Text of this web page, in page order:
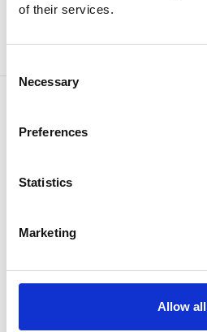
of their services.
Selection
Necessary
Preferences
Statistics
Marketing
Allow all
MA-35EUM ACE-Stossdämpfer
Stossdämpfer
ACE Kleinstossdämpfer
Artikel-Nr: